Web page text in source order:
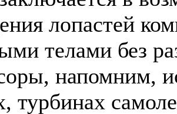
лопастей
телами без
напомним,
турбинах